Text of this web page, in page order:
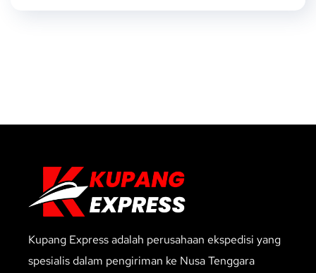
Kupang Express adalah perusahaan ekspedisi yang
spesialis dalam pengiriman ke Nusa Tenggara